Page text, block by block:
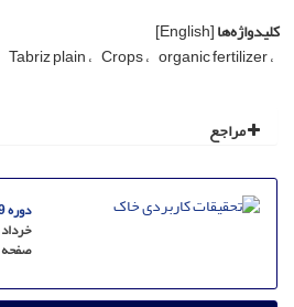
کلیدواژه‌ها[English]
Tabriz plain Crops organic fertilizer
مراجع
دوره 9، شماره 1
خرداد 1400
صفحه